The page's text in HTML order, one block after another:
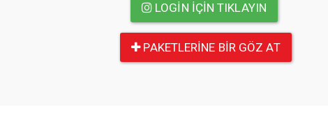
LOGIN IÇIN TIKLAYIN
PAKETLERINE BIR GÖZ AT